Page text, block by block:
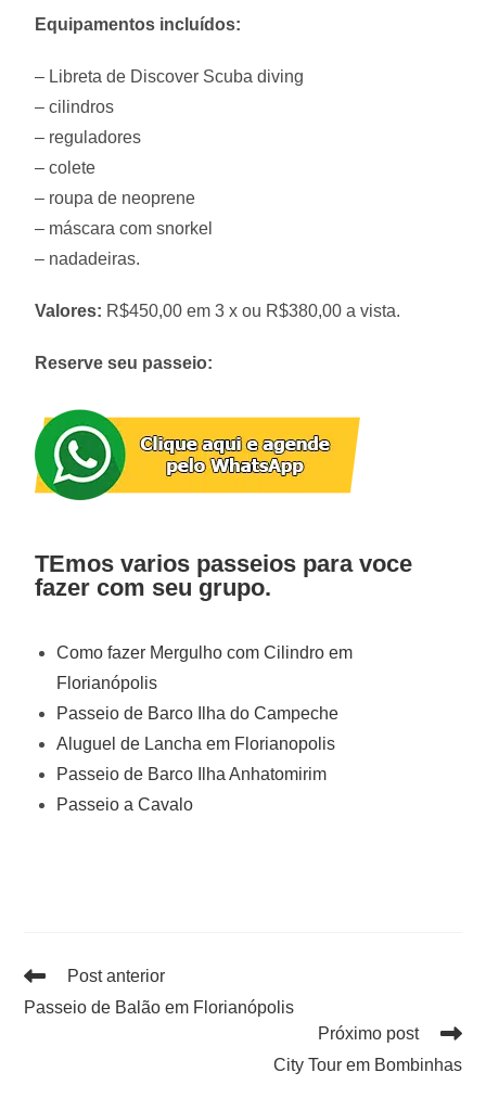
Equipamentos incluídos:
– Libreta de Discover Scuba diving
– cilindros
– reguladores
– colete
– roupa de neoprene
– máscara com snorkel
– nadadeiras.
Valores: R$450,00 em 3 x ou R$380,00 a vista.
Reserve seu passeio:
TEmos varios passeios para voce
fazer com seu grupo.
Como fazer Mergulho com Cilindro em
Florianópolis
Passeio de Barco Ilha do Campeche
Aluguel de Lancha em Florianopolis
Passeio de Barco Ilha Anhatomirim
Passeio a Cavalo
Post anterior
Passeio de Balão em Florianópolis
Próximo post
City Tour em Bombinhas